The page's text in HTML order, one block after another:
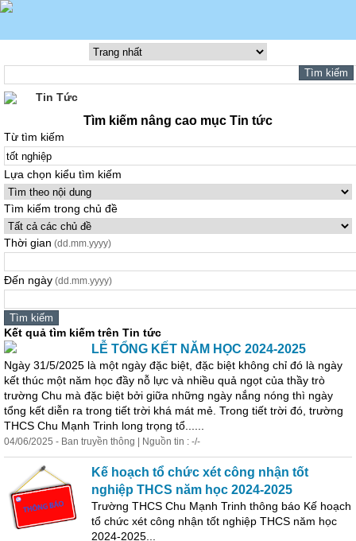
Tin Tức
Tìm kiếm nâng cao mục Tin tức
Từ tìm kiếm
Lựa chọn kiểu tìm kiếm
Tìm kiếm trong chủ đề
Thời gian (dd.mm.yyyy)
Đến ngày (dd.mm.yyyy)
Kết quả tìm kiếm trên Tin tức
LỄ TỔNG KẾT NĂM HỌC 2024-2025
Ngày 31/5/2025 là một ngày đặc biệt, đặc biệt không chỉ đó là ngày
kết thúc một năm học đầy nỗ lực và nhiều quả ngọt của thầy trò
trường Chu mà đặc biệt bởi giữa những ngày nắng nóng thì ngày
tổng kết diễn ra trong tiết trời khá mát mẻ. Trong tiết trời đó, trường
THCS Chu Mạnh Trinh long trọng tổ......
04/06/2025 - Ban truyền thông | Nguồn tin : -/-
Kế hoạch tổ chức xét công nhận tốt
nghiệp THCS năm học 2024-2025
Trường THCS Chu Mạnh Trinh thông báo Kế hoạch
tổ chức xét công nhận tốt nghiệp THCS năm học
2024-2025...